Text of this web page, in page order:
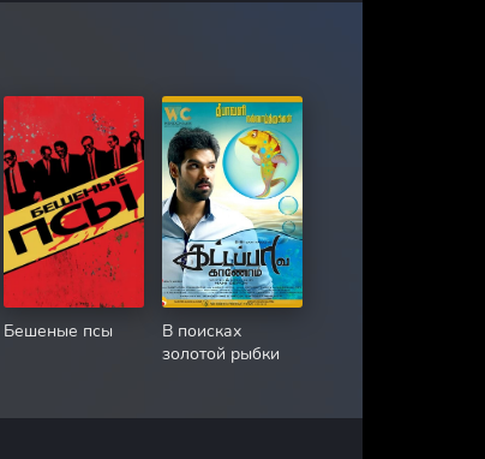
Бешеные псы
В поисках
золотой рыбки